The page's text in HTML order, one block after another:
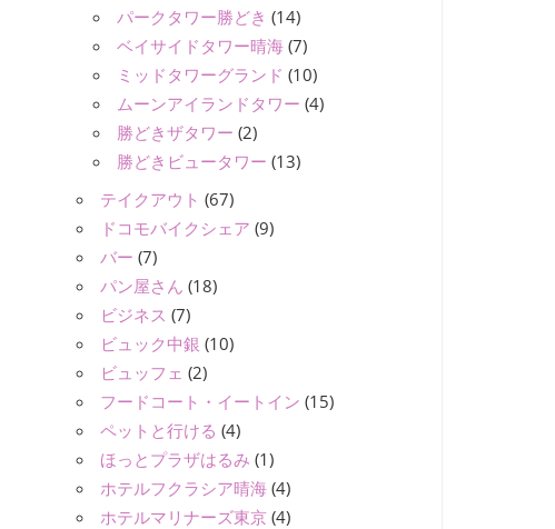
パークタワー勝どき (14)
ベイサイドタワー晴海 (7)
ミッドタワーグランド (10)
ムーンアイランドタワー (4)
勝どきザタワー (2)
勝どきビュータワー (13)
テイクアウト (67)
ドコモバイクシェア (9)
バー (7)
パン屋さん (18)
ビジネス (7)
ビュック中銀 (10)
ビュッフェ (2)
フードコート・イートイン (15)
ペットと行ける (4)
ほっとプラザはるみ (1)
ホテルフクラシア晴海 (4)
ホテルマリナーズ東京 (4)